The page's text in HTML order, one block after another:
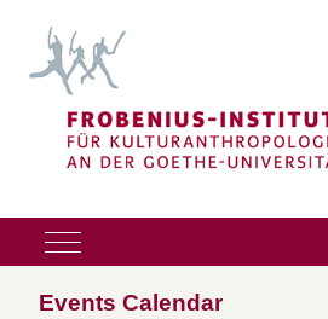
Mobile Menu Toggle
Events Calendar